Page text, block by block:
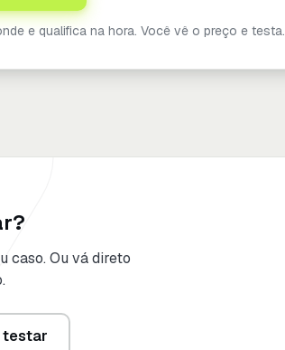
e qualifica na hora. Você vê o preço e testa.
caso. Ou vá direto
testar